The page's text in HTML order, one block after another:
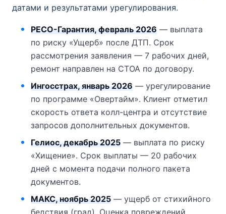
датами и результатами урегулирования.
РЕСО-Гарантия, февраль 2026— выплата
по риску «Ущерб» после ДТП. Срок
рассмотрения заявления — 7 рабочих дней,
ремонт направлен на СТОА по договору.
Ингосстрах, январь 2026— урегулирование
по программе «Овертайм». Клиент отметил
скорость ответа колл-центра и отсутствие
запросов дополнительных документов.
Гелиос, декабрь 2025— выплата по риску
«Хищение». Срок выплаты — 20 рабочих
дней с момента подачи полного пакета
документов.
МАКС, ноябрь 2025— ущерб от стихийного